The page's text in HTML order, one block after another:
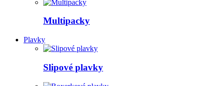
Multipacky
Plavky
Slipové plavky